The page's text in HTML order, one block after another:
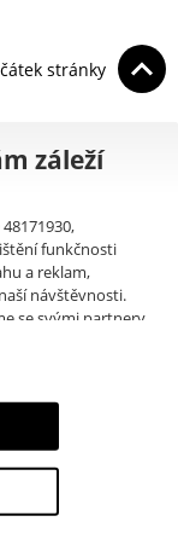
stránky
záleží
funkčnosti
a reklam,
návštěvnosti.
se svými partnery
Partneři tyto
jejich
úložišť, IP
Svůj souhlas